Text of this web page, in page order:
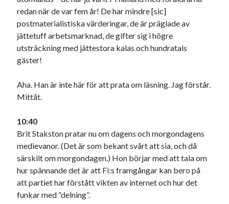
redan när de var fem år! De har mindre [sic]
postmaterialistiska värderingar, de är präglade av
jättetuff arbetsmarknad, de gifter sig i högre
utsträckning med jättestora kalas och hundratals
gäster!
Aha. Han är inte här för att prata om läsning. Jag förstår.
Mittåt.
10:40
Brit Stakston pratar nu om dagens och morgondagens
medievanor. (Det är som bekant svårt att sia, och då
särskilt om morgondagen.) Hon börjar med att tala om
hur spännande det är att Fi:s framgångar kan bero på
att partiet har förstått vikten av internet och hur det
funkar med ”delning”.